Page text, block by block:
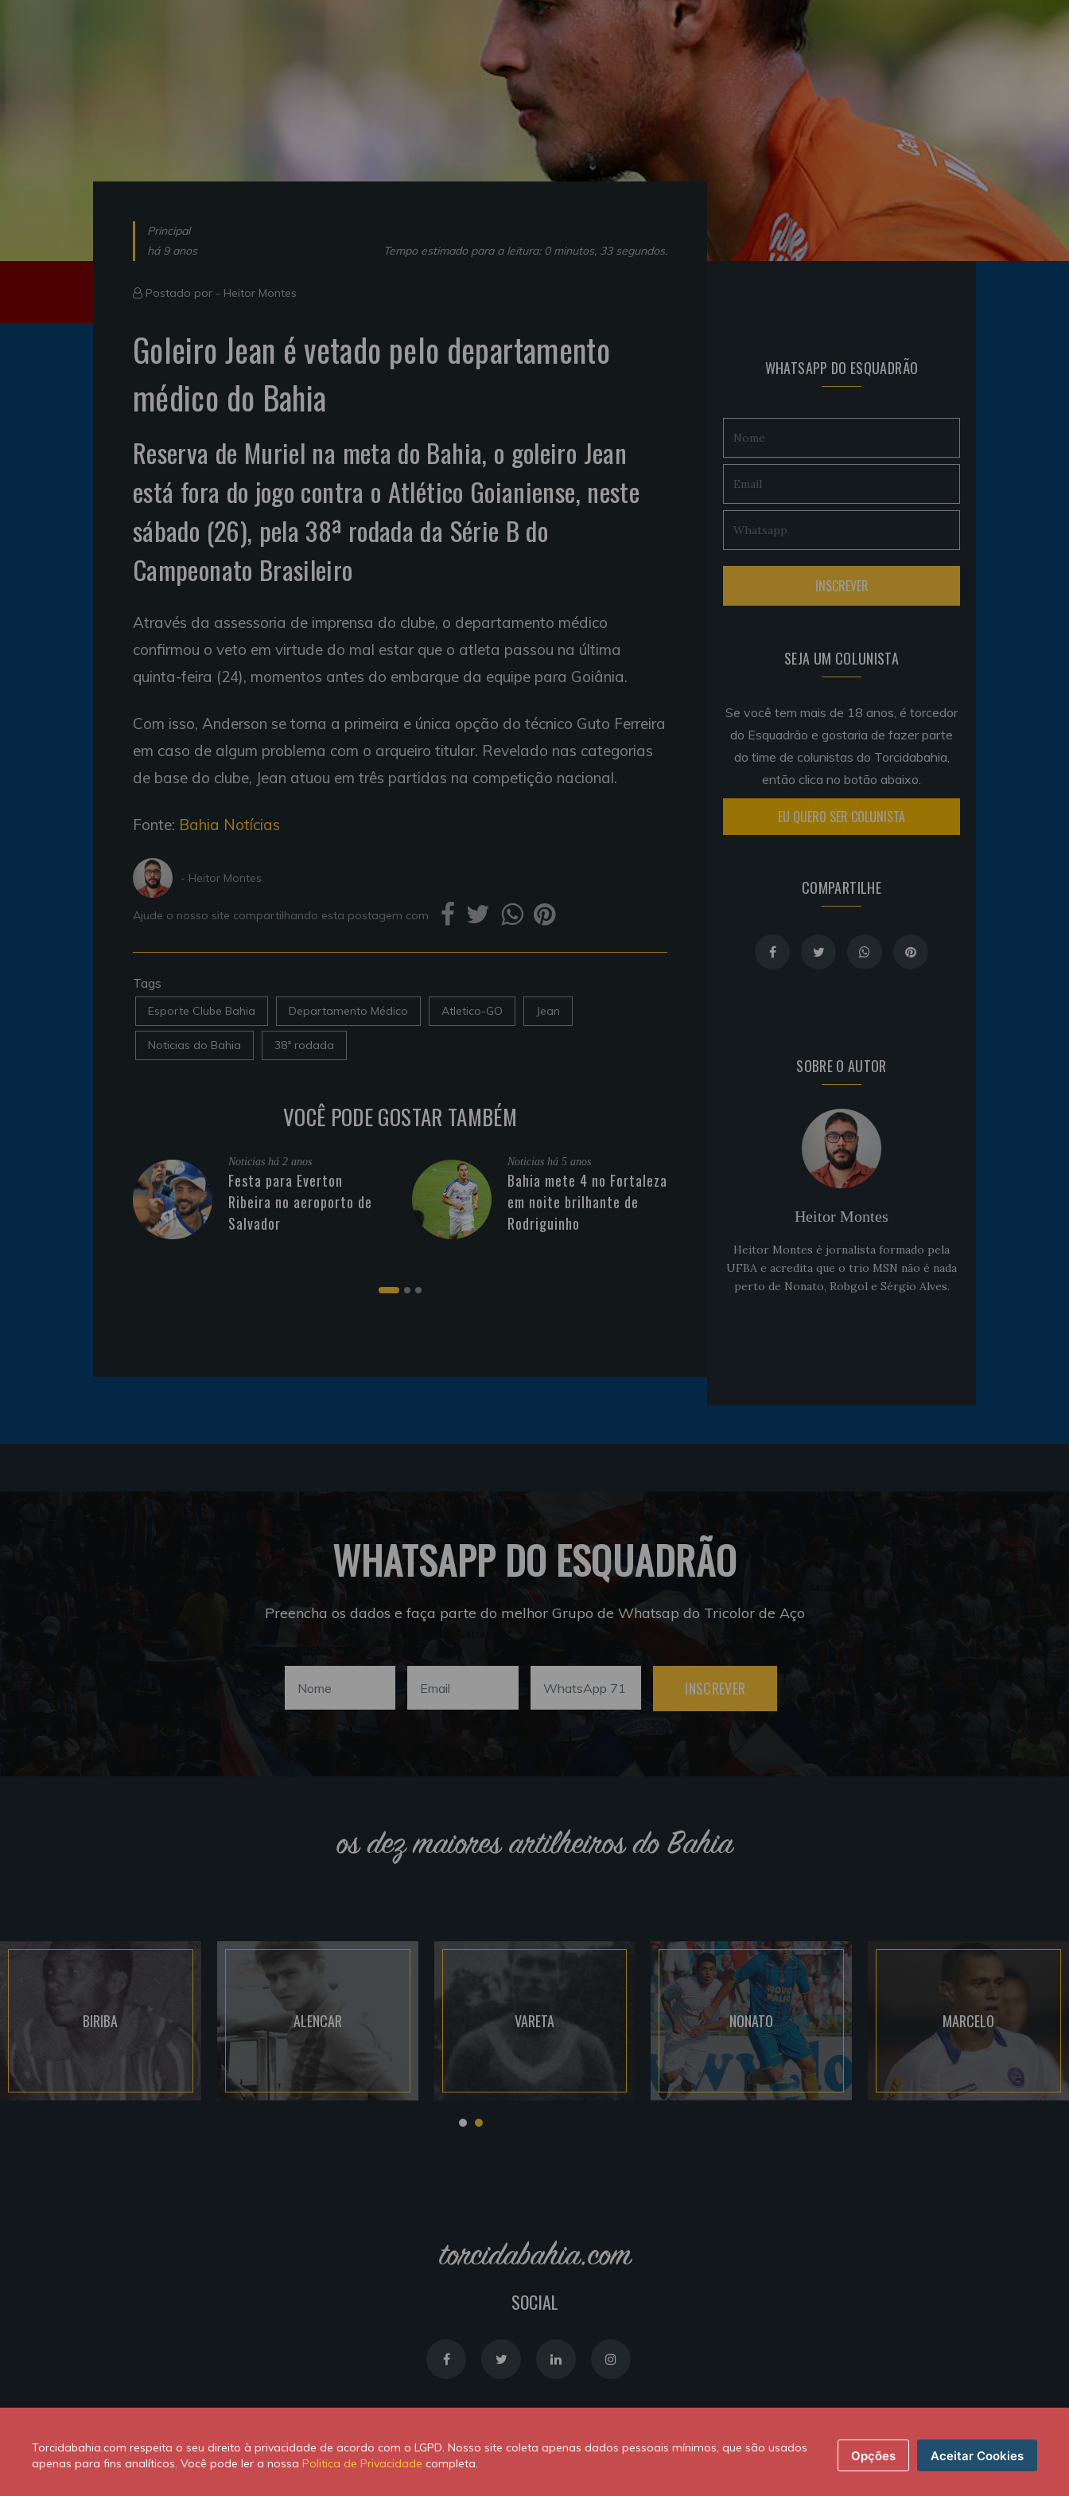
Principal
há 9 anos
Tempo estimado para a leitura: 0 minutos, 33 segundos.
Postado por - Heitor Montes
Goleiro Jean é vetado pelo departamento
médico do Bahia
Reserva de Muriel na meta do Bahia, o goleiro Jean
está fora do jogo contra o Atlético Goianiense, neste
sábado (26), pela 38ª rodada da Série B do
Campeonato Brasileiro
Através da assessoria de imprensa do clube, o departamento médico
confirmou o veto em virtude do mal estar que o atleta passou na última
quinta-feira (24), momentos antes do embarque da equipe para Goiânia.
Com isso, Anderson se torna a primeira e única opção do técnico Guto Ferreira
em caso de algum problema com o arqueiro titular. Revelado nas categorias
de base do clube, Jean atuou em três partidas na competição nacional.
Fonte: Bahia Notícias
- Heitor Montes
Ajude o nosso site compartilhando esta postagem com
Tags
Esporte Clube Bahia Departamento Médico Atletico-GO Jean
Noticias do Bahia 38ª rodada
VOCÊ PODE GOSTAR TAMBÉM
Noticias há 2 anos
Festa para Everton
Ribeira no aeroporto de
Salvador
Noticias há 5 anos
Bahia mete 4 no Fortaleza
em noite brilhante de
Rodriguinho
Noticiashá 5 anos
Goleiro Douglas Friedrich
sofrer um corte no rosto
WHATSAPP DO ESQUADRÃO
SEJA UM COLUNISTA
Se você tem mais de 18 anos, é torcedor
do Esquadrão e gostaria de fazer parte
do time de colunistas do Torcidabahia,
então clica no botão abaixo.
EU QUERO SER COLUNISTA
COMPARTILHE
SOBRE O AUTOR
Heitor Montes
Heitor Montes é jornalista formado pela
UFBA e acredita que o trio MSN não é nada
perto de Nonato, Robgol e Sérgio Alves.
WHATSAPP DO ESQUADRÃO
Preencha os dados e faça parte do melhor Grupo de Whatsap do Tricolor de Aço
INSCREVER
os dez maiores artilheiros do Bahia
BIRIBA ALENCAR VARETA NONATO MARCELO
torcidabahia.com
SOCIAL
Powered byNewton Duarte
Torcidabahia.com respeita o seu direito à privacidade de acordo com o LGPD. Nosso site coleta apenas dados pessoais mínimos, que são usados
apenas para fins analíticos. Você pode ler a nossa Politica de Privacidade completa. Opções Aceitar Cookies